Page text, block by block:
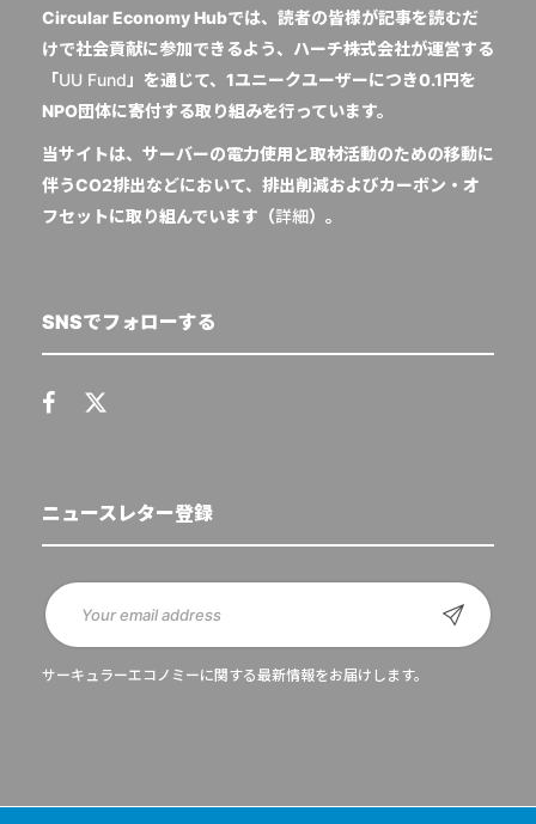
Circular Economy Hubでは、読者の皆様が記事を読むだ
けで社会貢献に参加できるよう、ハーチ株式会社が運営する
「UU Fund 」を通じて、1ユニークユーザーにつき0.1円を
NPO団体に寄付する取り組みを行っています。
当サイトは、サーバーの電力使用と取材活動のための移動に
伴うCO2排出などにおいて、排出削減およびカーボン・オ
フセットに取り組んでいます（詳細）。
SNSでフォローする
ニュースレター登録
サーキュラーエコノミーに関する最新情報をお届けします。